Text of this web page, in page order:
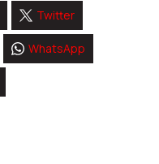
Twitter
WhatsApp